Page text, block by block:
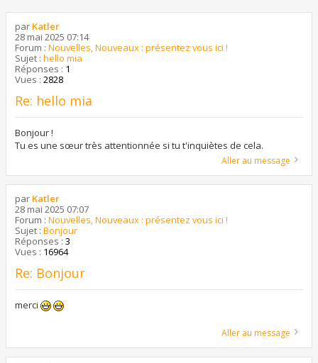
h
par Katler
28 mai 2025 07:14
Forum : Nouvelles, Nouveaux : présentez vous ici !
Sujet : hello mia
Réponses : 1
Vues : 2828
Re: hello mia
Bonjour !
Tu es une sœur très attentionnée si tu t'inquiètes de cela.
Aller au message
par Katler
28 mai 2025 07:07
Forum : Nouvelles, Nouveaux : présentez vous ici !
Sujet : Bonjour
Réponses : 3
Vues : 16964
Re: Bonjour
merci
Aller au message